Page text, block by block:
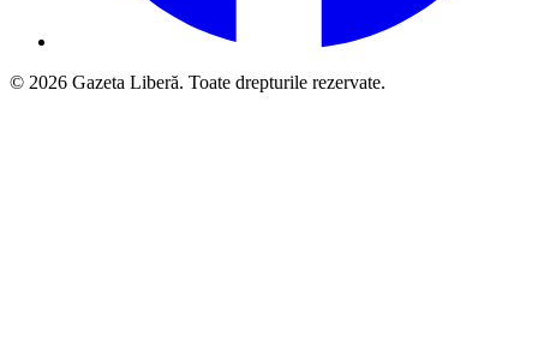
© 2026 Gazeta Liberă. Toate drepturile rezervate.